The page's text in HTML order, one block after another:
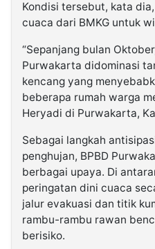
Kondisi tersebut, kata
cuaca dari BMKG untuk
“Sepanjang bulan
Purwakarta didominasi
kencang yang
beberapa rumah warga
Heryadi di Purwakarta,
Sebagai langkah
penghujan, BPBD
berbagai upaya. Di
peringatan dini cuaca
jalur evakuasi dan titik
rambu-rambu rawan
berisiko.